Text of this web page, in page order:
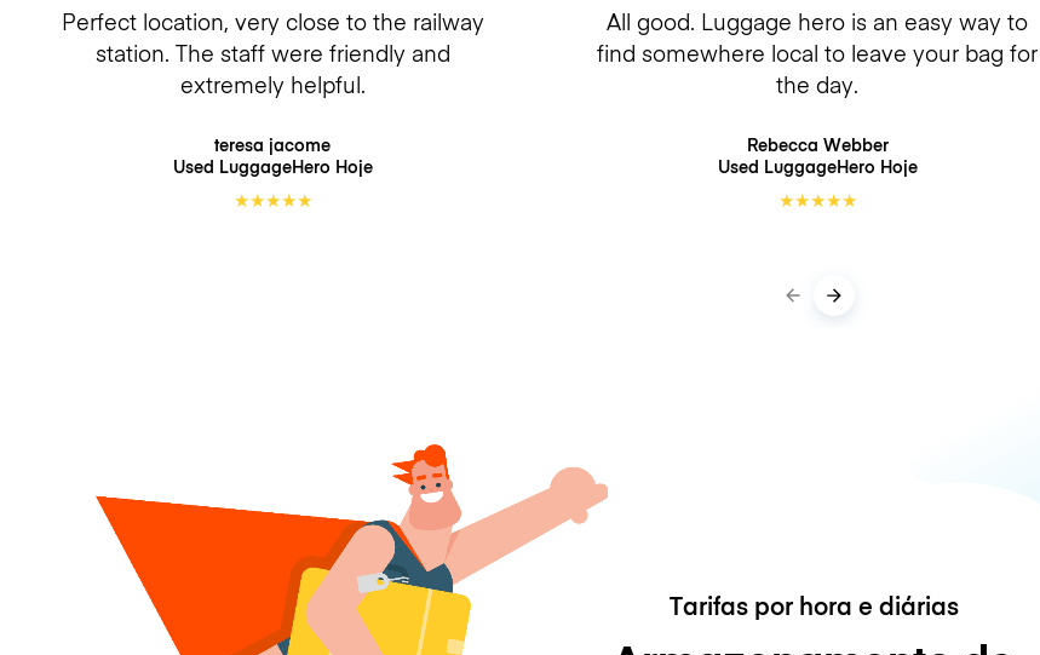
Perfect location, very close to the railway
station. The staff were friendly and
extremely helpful.
teresa jacome
Used LuggageHero Hoje
★★★★★
All good. Luggage hero is an easy way to
find somewhere local to leave your bag for
the day.
Rebecca Webber
Used LuggageHero Hoje
★★★★★
Tarifas por hora e diárias